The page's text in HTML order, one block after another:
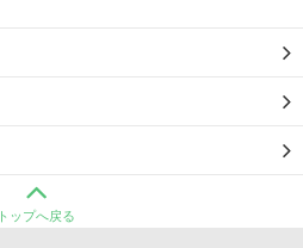
トップへ戻る